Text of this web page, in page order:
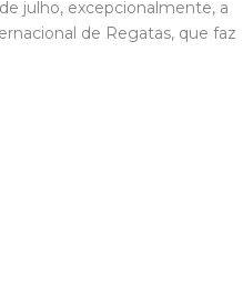
de julho, excepcionalmente, a
de Regatas, que faz